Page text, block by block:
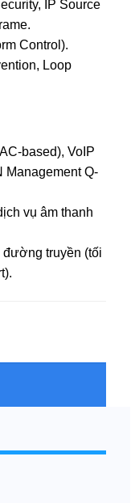
IP Source
Control).
Loop
based), VoIP
Management Q-
vụ âm thanh
truyền (tối